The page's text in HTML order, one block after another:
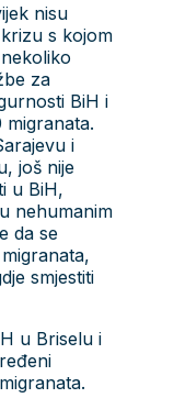
nisu
s kojom
za
BiH i
migranata.
i
još nije
u BiH,
nehumanim
da se
smjestiti
u Briselu i